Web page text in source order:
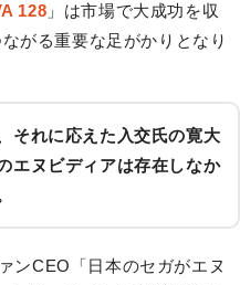
128 」は市場で大成功を収
がる重要な足がかりとなり
それに応えた入交氏の寛大
エヌビディアは存在しなか
ンCEO「日本のセガがエヌ